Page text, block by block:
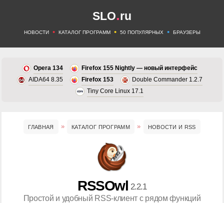
SLO.ru
НОВОСТИ • КАТАЛОГ ПРОГРАММ • 50 ПОПУЛЯРНЫХ • БРАУЗЕРЫ
Opera 134
Firefox 155 Nightly — новый интерфейс
AIDA64 8.35
Firefox 153
Double Commander 1.2.7
Tiny Core Linux 17.1
ГЛАВНАЯ КАТАЛОГ ПРОГРАММ НОВОСТИ И RSS
RSSOwl 2.2.1
Простой и удобный RSS-клиент с рядом функций